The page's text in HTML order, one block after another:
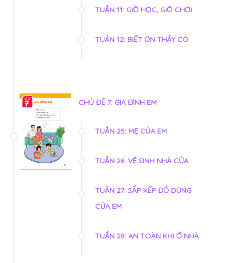
TUẦN 11: GIỜ HỌC, GIỜ CHƠI
TUẦN 12: BIẾT ƠN THẦY CÔ
CHỦ ĐỀ 7: GIA ĐÌNH EM
TUẦN 25: MẸ CỦA EM
TUẦN 26: VỆ SINH NHÀ CỬA
TUẦN 27: SẮP XẾP ĐỒ DÙNG
CỦA EM
TUẦN 28: AN TOÀN KHI Ở NHÀ